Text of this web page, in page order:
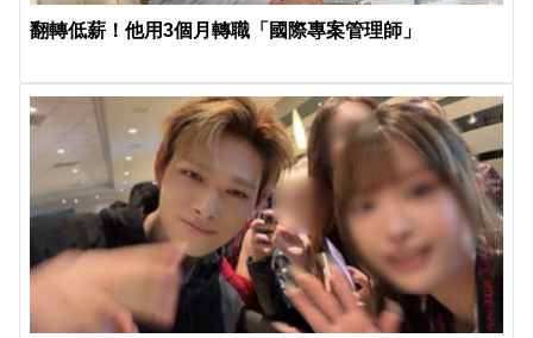
翻轉低薪！他用3個月轉職「國際專案管理師」